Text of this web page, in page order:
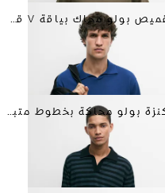
قميص بولو محاك بياقة V قطن 100%
كنزة بولو محاكة بخطوط متباينة